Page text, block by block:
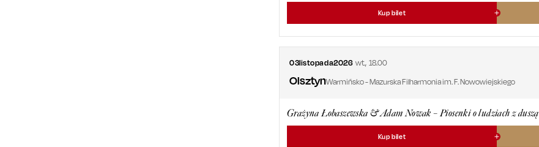
Kup bilet
03listopada2026 wt.,18.00
OlsztynWarmińsko - Mazurska Filharmonia im. F. Nowowiejskiego
Grażyna Łobaszewska & Adam Nowak – Piosenki o ludziach z duszą
Kup bilet